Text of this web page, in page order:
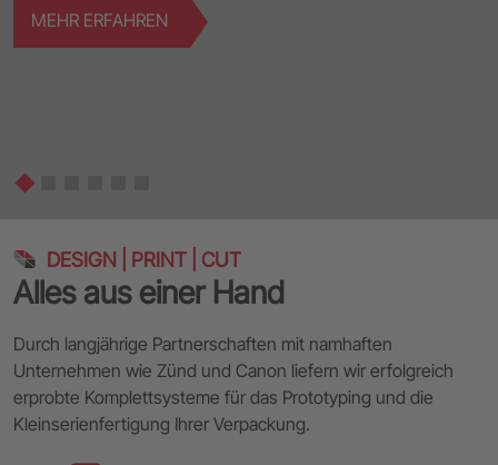
MEHR ERFAHREN
DESIGN | PRINT | CUT
Alles aus einer Hand
Durch langjährige Partnerschaften mit namhaften
Unternehmen wie Zünd und Canon liefern wir erfolgreich
erprobte Komplettsysteme für das Prototyping und die
Kleinserienfertigung Ihrer Verpackung.